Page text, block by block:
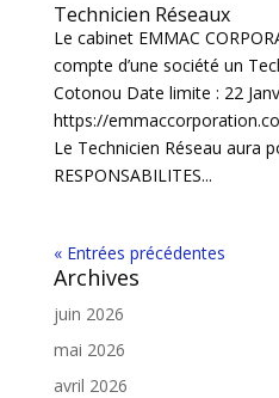
Technicien Réseaux
Le cabinet EMMAC
compte d’une société un
Cotonou Date limite : 22
https://
Le Technicien Réseau aura
RESPONSABILITES...
« Entrées précédentes
Archives
juin 2026
mai 2026
avril 2026